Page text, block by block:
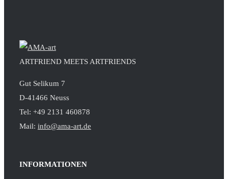
ARTFRIEND MEETS ARTFRIENDS
Gut Selikum 7
D-41466 Neuss
Tel: +49 2131 460878
Mail: info@ama-art.de
INFORMATIONEN